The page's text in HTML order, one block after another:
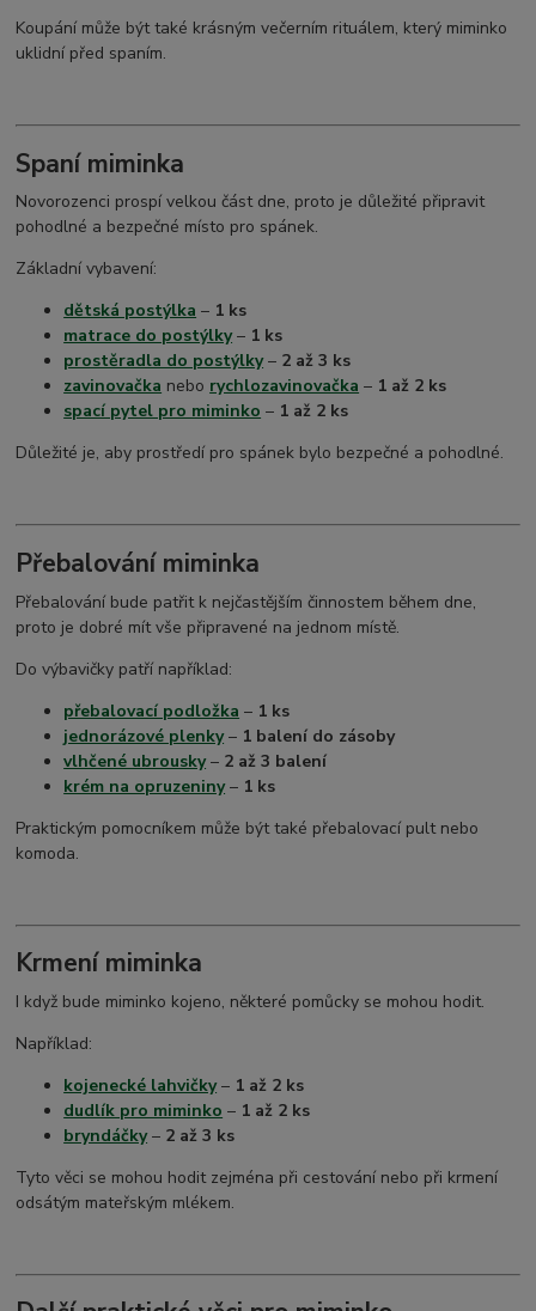
Koupání může být také krásným večerním rituálem, který miminko
uklidní před spaním.
Spaní miminka
Novorozenci prospí velkou část dne, proto je důležité připravit
pohodlné a bezpečné místo pro spánek.
Základní vybavení:
dětská postýlka – 1 ks
matrace do postýlky– 1 ks
prostěradla do postýlky– 2 až 3 ks
zavinovačka nebo rychlozavinovačka – 1 až 2 ks
spací pytel pro miminko – 1 až 2 ks
Důležité je, aby prostředí pro spánek bylo bezpečné a pohodlné.
Přebalování miminka
Přebalování bude patřit k nejčastějším činnostem během dne,
proto je dobré mít vše připravené na jednom místě.
Do výbavičky patří například:
přebalovací podložka – 1 ks
jednorázové plenky– 1 balení do zásoby
vlhčené ubrousky– 2 až 3 balení
krém na opruzeniny– 1 ks
Praktickým pomocníkem může být také přebalovací pult nebo
komoda.
Krmení miminka
I když bude miminko kojeno, některé pomůcky se mohou hodit.
Například:
kojenecké lahvičky– 1 až 2 ks
dudlík pro miminko – 1 až 2 ks
bryndáčky– 2 až 3 ks
Tyto věci se mohou hodit zejména při cestování nebo při krmení
odsátým mateřským mlékem.